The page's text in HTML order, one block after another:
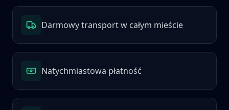
Darmowy transport w całym mieście
Natychmiastowa płatność